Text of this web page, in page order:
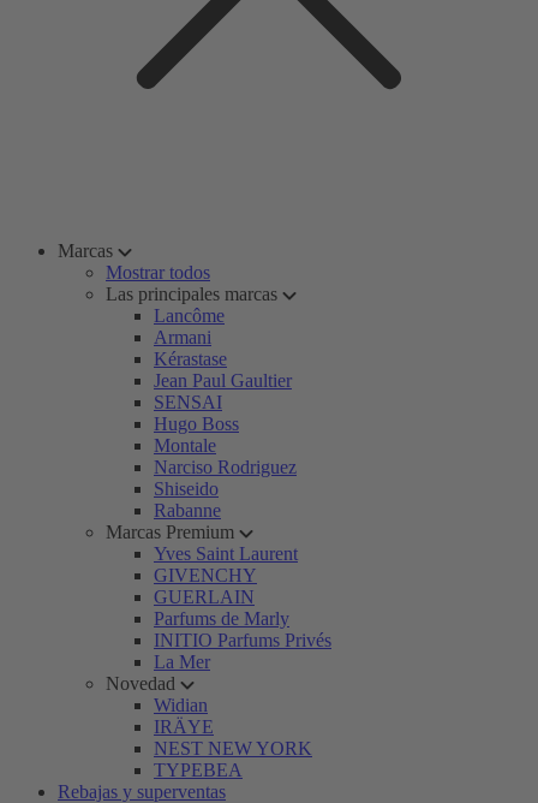
Marcas
Mostrar todos
Las principales marcas
Lancôme
Armani
Kérastase
Jean Paul Gaultier
SENSAI
Hugo Boss
Montale
Narciso Rodriguez
Shiseido
Rabanne
Marcas Premium
Yves Saint Laurent
GIVENCHY
GUERLAIN
Parfums de Marly
INITIO Parfums Privés
La Mer
Novedad
Widian
IRÄYE
NEST NEW YORK
TYPEBEA
Rebajas y superventas